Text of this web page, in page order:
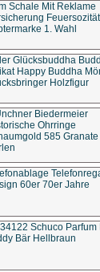
Schale Mit Reklame
Feuersozität
1. Wahl
Glücksbuddha
Happy Buddha
Holzfigur
Biedermeier
Ohrringe
585
60er 70er Jahre
Schuco Parfum
Bär Hellbraun